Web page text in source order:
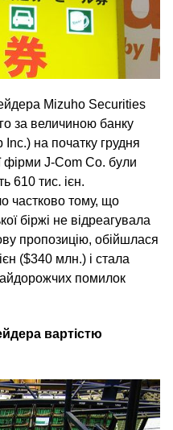
Mizuho Securities
за величиною банку
на початку грудня
фірми J‑Com Co. були
610 тис. ієн.
частково тому, що
біржі не відреагувала
пропозицію, обійшлася
($340 млн.) і стала
помилок
вартістю